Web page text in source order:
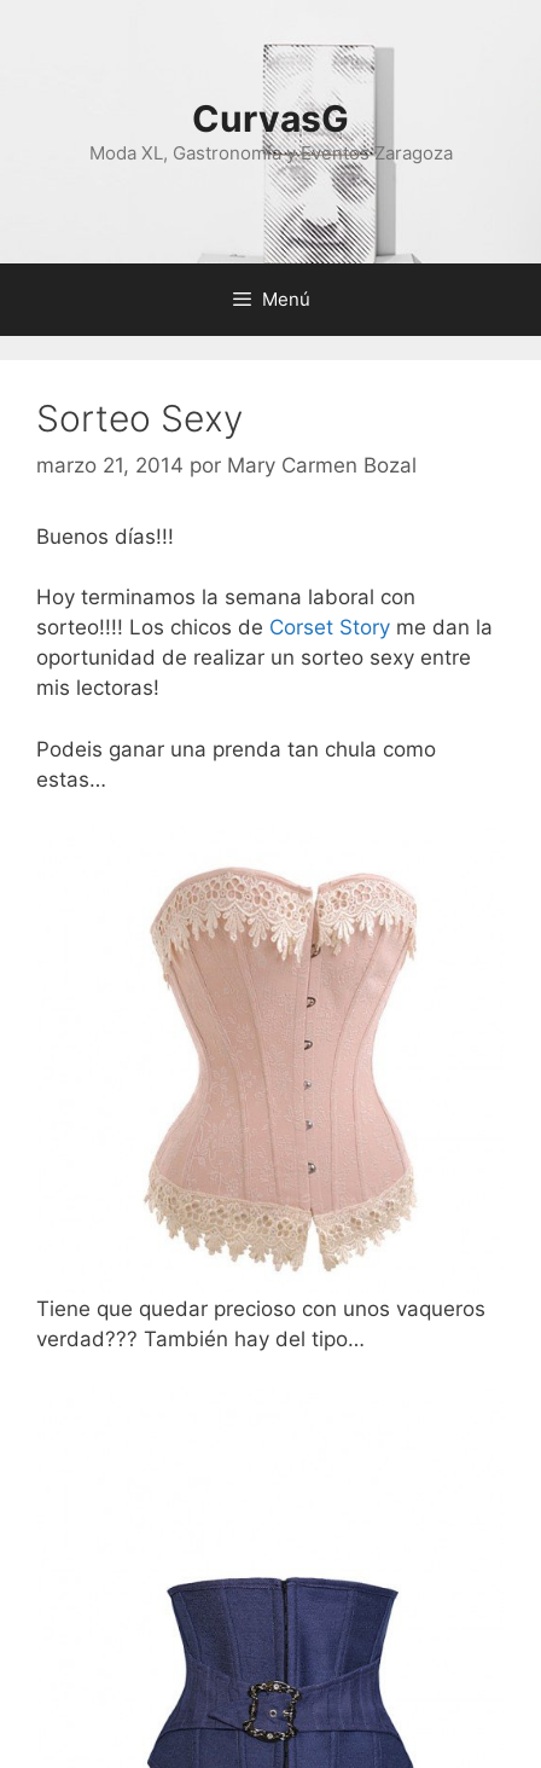
CurvasG
Moda XL, Gastronomía y Eventos Zaragoza
Menú
Sorteo Sexy
marzo 21, 2014 por Mary Carmen Bozal
Buenos días!!!
Hoy terminamos la semana laboral con
sorteo!!!! Los chicos de Corset Story me dan la
oportunidad de realizar un sorteo sexy entre
mis lectoras!
Podeis ganar una prenda tan chula como
estas…
Tiene que quedar precioso con unos vaqueros
verdad??? También hay del tipo…